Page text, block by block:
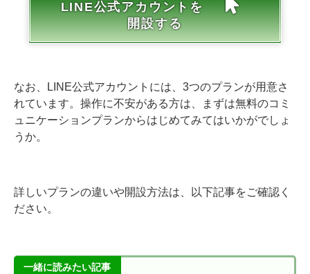
LINE公式アカウントを
開設する
なお、LINE公式アカウントには、3つのプランが用意さ
れています。操作に不安がある方は、まずは無料のコミ
ュニケーションプランからはじめてみてはいかがでしょ
うか。
詳しいプランの違いや開設方法は、以下記事をご確認く
ださい。
一緒に読みたい記事